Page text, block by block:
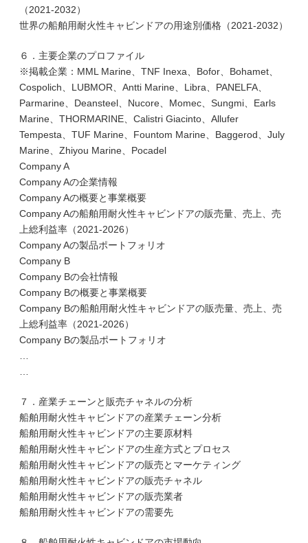
（2021-2032）
世界の船舶用耐火性キャビンドアの用途別価格（2021-2032）
６．主要企業のプロファイル
※掲載企業：MML Marine、TNF Inexa、Bofor、Bohamet、
Cospolich、LUBMOR、Antti Marine、Libra、PANELFA、
Parmarine、Deansteel、Nucore、Momec、Sungmi、Earls
Marine、THORMARINE、Calistri Giacinto、Allufer
Tempesta、TUF Marine、Fountom Marine、Baggerod、July
Marine、Zhiyou Marine、Pocadel
Company A
Company Aの企業情報
Company Aの概要と事業概要
Company Aの船舶用耐火性キャビンドアの販売量、売上、売
上総利益率（2021-2026）
Company Aの製品ポートフォリオ
Company B
Company Bの会社情報
Company Bの概要と事業概要
Company Bの船舶用耐火性キャビンドアの販売量、売上、売
上総利益率（2021-2026）
Company Bの製品ポートフォリオ
７．産業チェーンと販売チャネルの分析
船舶用耐火性キャビンドアの産業チェーン分析
船舶用耐火性キャビンドアの主要原材料
船舶用耐火性キャビンドアの生産方式とプロセス
船舶用耐火性キャビンドアの販売とマーケティング
船舶用耐火性キャビンドアの販売チャネル
船舶用耐火性キャビンドアの販売業者
船舶用耐火性キャビンドアの需要先